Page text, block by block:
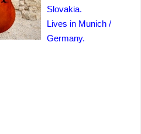
Slovakia.
Lives in Munich /
Germany.